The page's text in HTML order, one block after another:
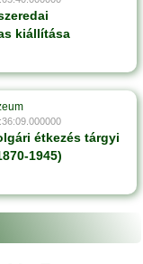
kiállítása
étkezés tárgyi
1945)